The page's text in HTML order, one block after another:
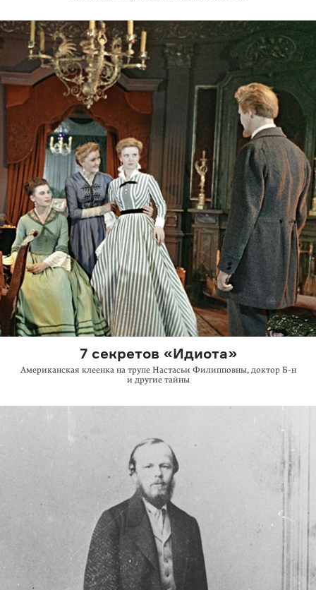
7 секретов «Идиота»
Американская клеенка на трупе Настасьи Филипповны, доктор Б-н
и другие тайны